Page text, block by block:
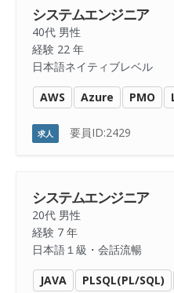
システムエンジニア
40代 男性
経験 22 年
日本語ネイティブレベル
AWS Azure PMO
求人 要員ID:2429
システムエンジニア
20代 男性
経験 7 年
日本語１級・会話流暢
JAVA PLSQL(PL/SQL)